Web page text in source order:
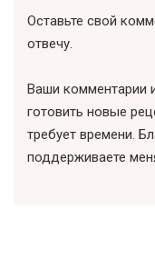
Оставьте свой
отвечу.
Ваши комментарии
готовить новые
требует времени.
поддерживаете